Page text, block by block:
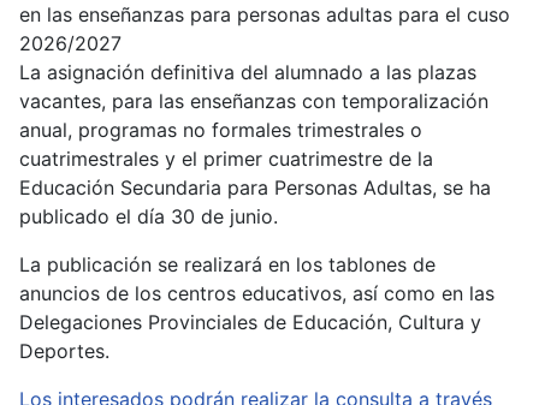
en las enseñanzas para personas adultas para el cuso
2026/2027
La asignación definitiva del alumnado a las plazas
vacantes, para las enseñanzas con temporalización
anual, programas no formales trimestrales o
cuatrimestrales y el primer cuatrimestre de la
Educación Secundaria para Personas Adultas, se ha
publicado el día 30 de junio.
La publicación se realizará en los tablones de
anuncios de los centros educativos, así como en las
Delegaciones Provinciales de Educación, Cultura y
Deportes.
Los interesados podrán realizar la consulta a través